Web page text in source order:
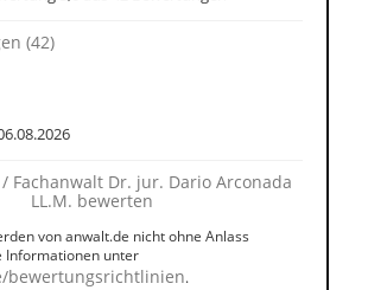
(42)
Fachanwalt Dr. jur. Dario Arconada
LL.M. bewerten
von anwalt.de nicht ohne Anlass
Informationen unter
bewertungsrichtlinien.